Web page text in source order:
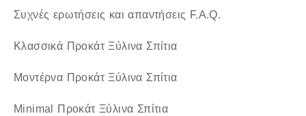
Συχνές ερωτήσεις και απαντήσεις F.A.Q.
Κλασσικά Προκάτ Ξύλινα Σπίτια
Μοντέρνα Προκάτ Ξύλινα Σπίτια
Minimal Προκάτ Ξύλινα Σπίτια